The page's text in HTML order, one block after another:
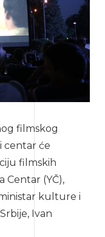
filmskog
centar će
filmskih
Centar (YČ),
kulture i
Ivan